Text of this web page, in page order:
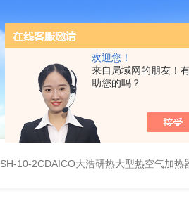
欢迎您！
来自局域网的朋友！
助您的吗？
SH-10-2CDAICO大浩研热大型热空气加热